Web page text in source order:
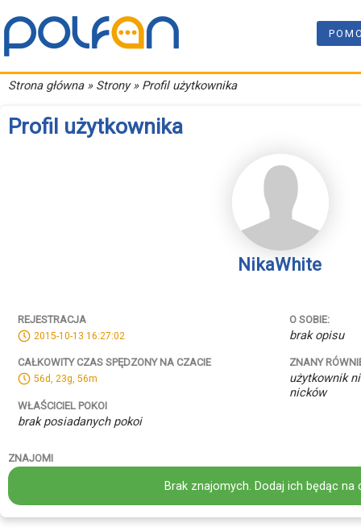
Strona główna» Strony » Profil użytkownika
Profil użytkownika
NikaWhite
REJESTRACJA
2015-10-13 16:27:02
CAŁKOWITY CZAS SPĘDZONY NA CZACIE
56d, 23g, 56m
WŁAŚCICIEL POKOI
brak posiadanych pokoi
O SOBIE:
brak opisu
ZNANY
użytkownik
nicków
ZNAJOMI
Brak znajomych. Dodaj ich będąc na